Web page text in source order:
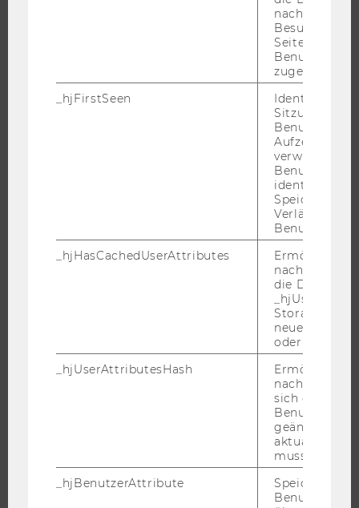
INTERNATIONALE UND INCOMING EXCHANGE STUDIERENDE
ANGEBOTE FÜR SCHULEN UND STUDIENINTERESSIERTE
ORGANISATION
WIRTSCHAFT UND GESELLSCHAFT
Besuchen
Seite
Benutzer-ID
zugeordnet
_hjFirstSeen
Identifiziert
Sitzung eines
Benutzers.
verwendet,
identifizieren.
Verlängert
_hjHasCachedUserAttributes
Ermöglicht
die Daten in
Storage auf
neuesten
oder nicht.
_hjUserAttributesHash
Ermöglicht
sich ein
geändert hat
aktualisiert
muss.
_hjBenutzerAttribute
Speichert